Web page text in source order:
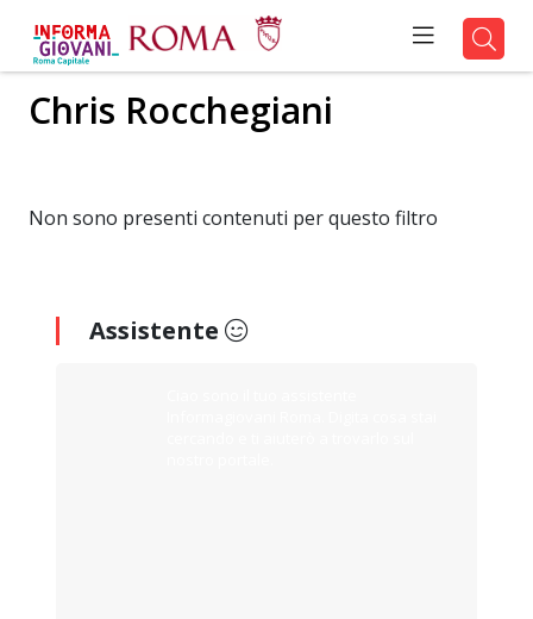
Chris Rocchegiani
Non sono presenti contenuti per questo filtro
Assistente